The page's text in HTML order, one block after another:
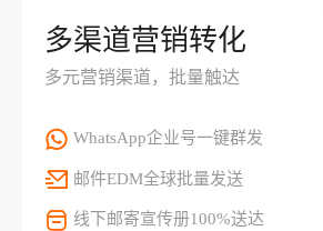
多渠道营销转化
多元营销渠道，批量触达
WhatsApp企业号一键群发
邮件EDM全球批量发送
线下邮寄宣传册100%送达